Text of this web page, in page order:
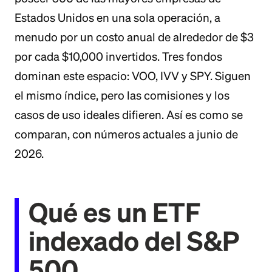
Estados Unidos en una sola operación, a
menudo por un costo anual de alrededor de $3
por cada $10,000 invertidos. Tres fondos
dominan este espacio: VOO, IVV y SPY. Siguen
el mismo índice, pero las comisiones y los
casos de uso ideales difieren. Así es como se
comparan, con números actuales a junio de
2026.
Qué es un ETF
indexado del S&P